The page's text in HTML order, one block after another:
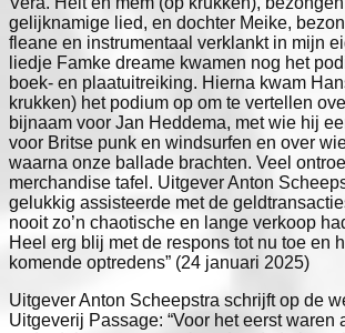
gelijknamige lied, en dochter Meike,
fleane en instrumentaal verklankt in mijn
liedje Famke dreame kwamen nog het
boek- en plaatuitreiking. Hierna kwam
krukken) het podium op om te vertellen
bijnaam voor Jan Heddema, met wie hij
voor Britse punk en windsurfen en over
waarna onze ballade brachten. Veel
merchandise tafel. Uitgever Anton
gelukkig assisteerde met de
nooit zo’n chaotische en lange verkoop
Heel erg blij met de respons tot nu toe en
komende optredens” (24 januari 2025)
Uitgever Anton Scheepstra schrijft op de
Uitgeverij Passage: “Voor het eerst waren